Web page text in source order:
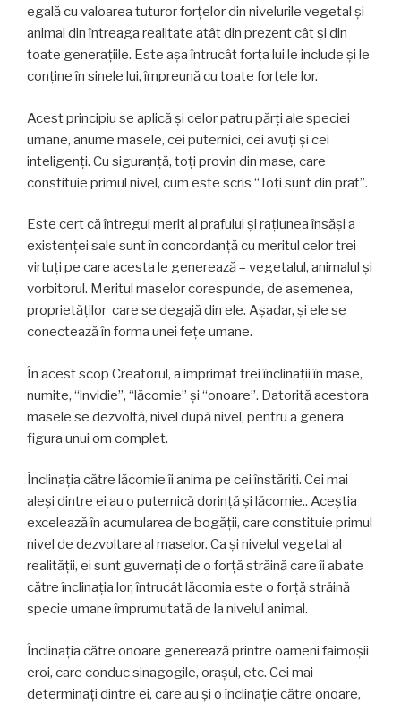
egală cu valoarea tuturor forţelor din nivelurile vegetal şi
animal din întreaga realitate atât din prezent cât şi din
toate generaţiile. Este aşa întrucât forța lui le include şi le
conține în sinele lui, împreună cu toate forțele lor.
Acest principiu se aplică şi celor patru părți ale speciei
umane, anume masele, cei puternici, cei avuţi şi cei
inteligenţi. Cu siguranţă, toți provin din mase, care
constituie primul nivel, cum este scris “Toţi sunt din praf”.
Este cert că întregul merit al prafului şi raţiunea însăşi a
existenţei sale sunt în concordanţă cu meritul celor trei
virtuţi pe care acesta le generează – vegetalul, animalul şi
vorbitorul. Meritul maselor corespunde, de asemenea,
proprietăţilor care se degajă din ele. Aşadar, şi ele se
conectează în forma unei feţe umane.
În acest scop Creatorul, a imprimat trei înclinaţii în mase,
numite, “invidie”, “lăcomie” şi “onoare”. Datorită acestora
masele se dezvoltă, nivel după nivel, pentru a genera
figura unui om complet.
Înclinaţia către lăcomie îi anima pe cei înstăriţi. Cei mai
aleşi dintre ei au o puternică dorinţă şi lăcomie.. Aceştia
excelează în acumularea de bogăţii, care constituie primul
nivel de dezvoltare al maselor. Ca şi nivelul vegetal al
realităţii, ei sunt guvernaţi de o forță străină care îi abate
către înclinaţia lor, întrucât lăcomia este o forţă străină
specie umane împrumutată de la nivelul animal.
Înclinaţia către onoare generează printre oameni faimoşii
eroi, care conduc sinagogile, oraşul, etc. Cei mai
determinaţi dintre ei, care au şi o înclinaţie către onoare,